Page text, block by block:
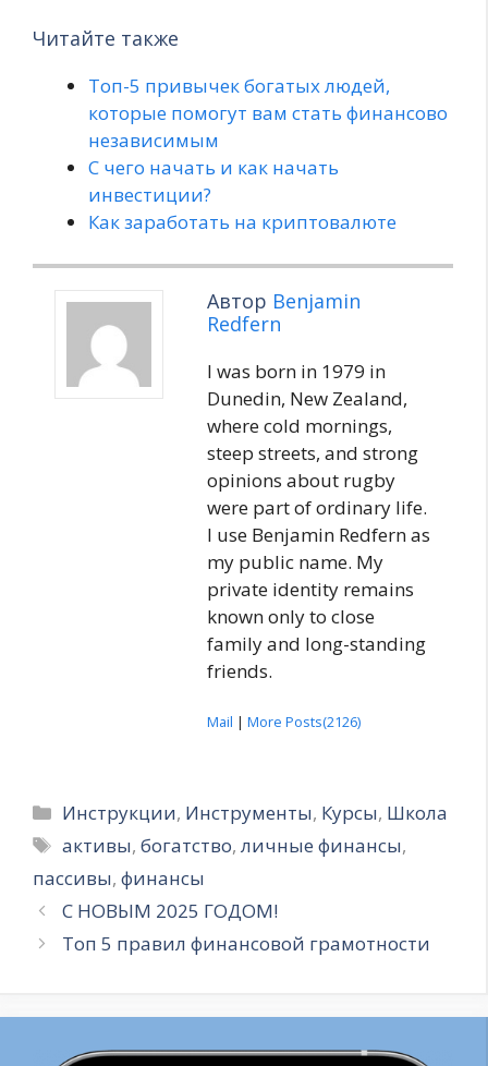
Читайте также
Топ-5 привычек богатых людей,
которые помогут вам стать финансово
независимым
С чего начать и как начать
инвестиции?
Как заработать на криптовалюте
Автор Benjamin
Redfern
I was born in 1979 in
Dunedin, New Zealand,
where cold mornings,
steep streets, and strong
opinions about rugby
were part of ordinary life.
I use Benjamin Redfern as
my public name. My
private identity remains
known only to close
family and long-standing
friends.
Mail | More Posts(2126)
Рубрики
Инструкции, Инструменты, Курсы, Школа
Метки
активы,богатство,личные финансы,
пассивы, финансы
С НОВЫМ 2025 ГОДОМ!
Топ 5 правил финансовой грамотности